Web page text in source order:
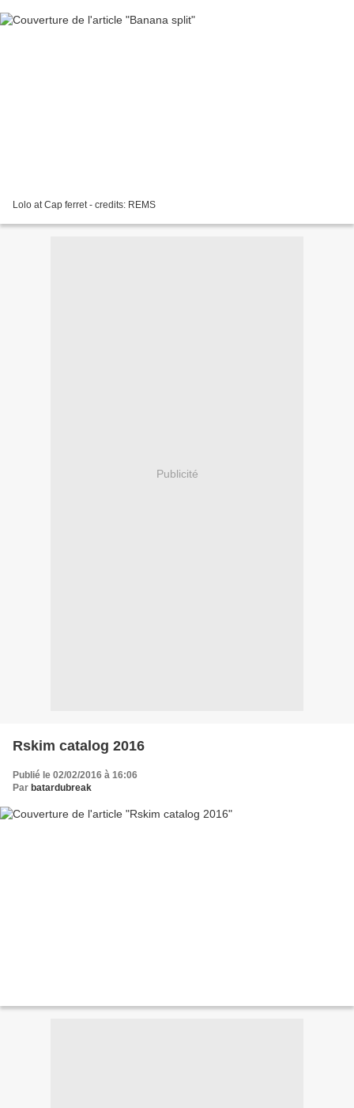
Lolo at Cap ferret - credits: REMS
Publicité
Rskim catalog 2016
Publié le 02/02/2016 à 16:06
Par batardubreak